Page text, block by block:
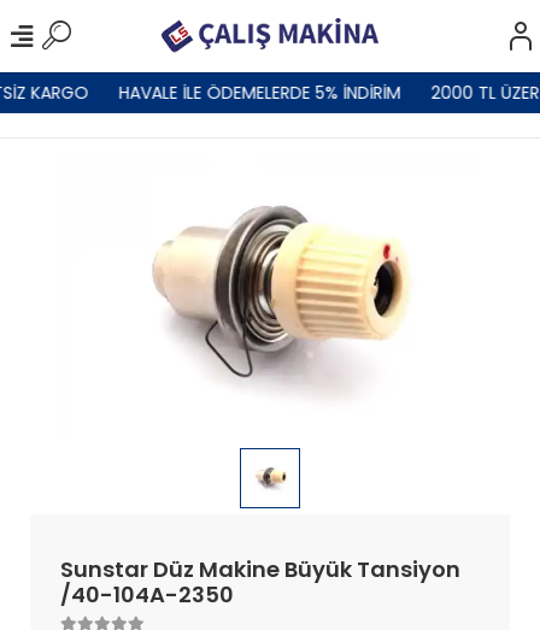
KARGO HAVALE İLE ÖDEMELERDE 5% İNDİRİM 2000 TL
Sunstar Düz Makine Büyük Tansiyon
/40-104A-2350